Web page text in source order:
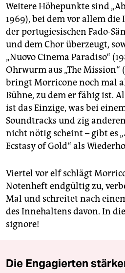
Weitere Höhepunkte sind
1969), bei dem vor allem
der portugiesischen Fado-
und dem Chor überzeugt,
„Nuovo Cinema Paradiso“
Ohrwurm aus „The Mission“
bringt Morricone noch mal
Bühne, zu dem er fähig ist.
ist das Einzige, was bei
Soundtracks und zig
nicht nötig scheint – gibt es
Ecstasy of Gold“ als
Viertel vor elf schlägt
Notenheft endgültig zu,
Mal und schreitet nach
des Innehaltens davon. In
signore!
Die Engagierten